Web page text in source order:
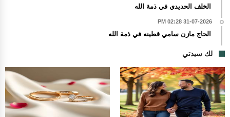
الخلف الحديدي في ذمة الله
31-07-2026 02:28 PM
الحاج مازن سامي قطينه في ذمة الله
لك سيدتي